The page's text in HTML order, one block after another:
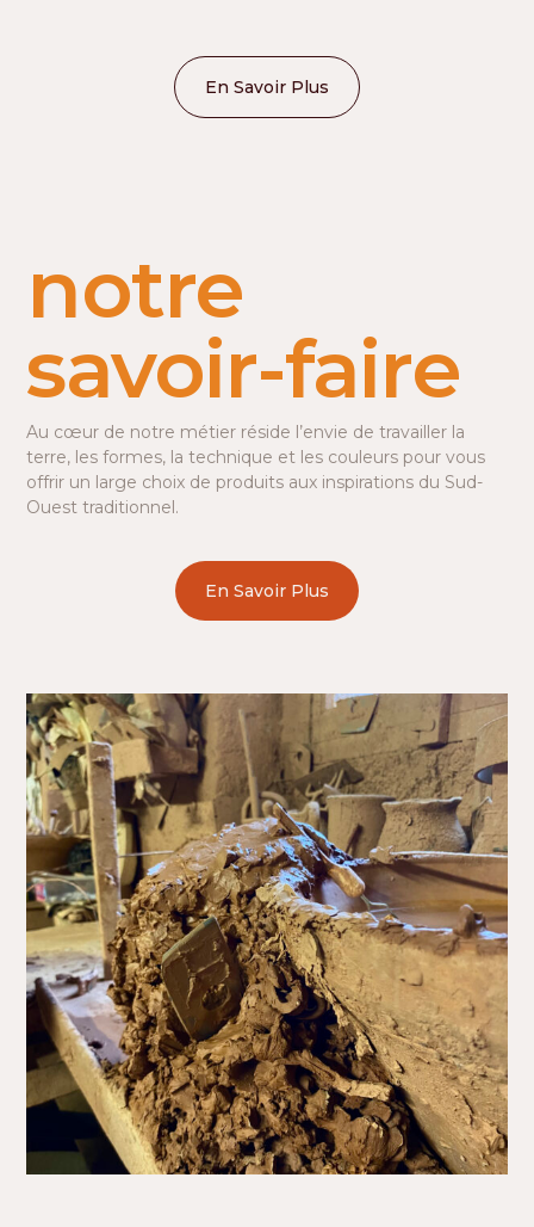
En Savoir Plus
notre
savoir-faire
Au cœur de notre métier réside l’envie de travailler la
terre, les formes, la technique et les couleurs pour vous
offrir un large choix de produits aux inspirations du Sud-
Ouest traditionnel.
En Savoir Plus